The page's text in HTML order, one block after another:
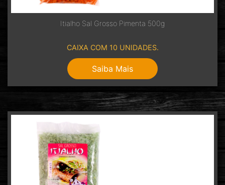
Itialho Sal Grosso Pimenta 500g
CAIXA COM 10 UNIDADES.
Saiba Mais